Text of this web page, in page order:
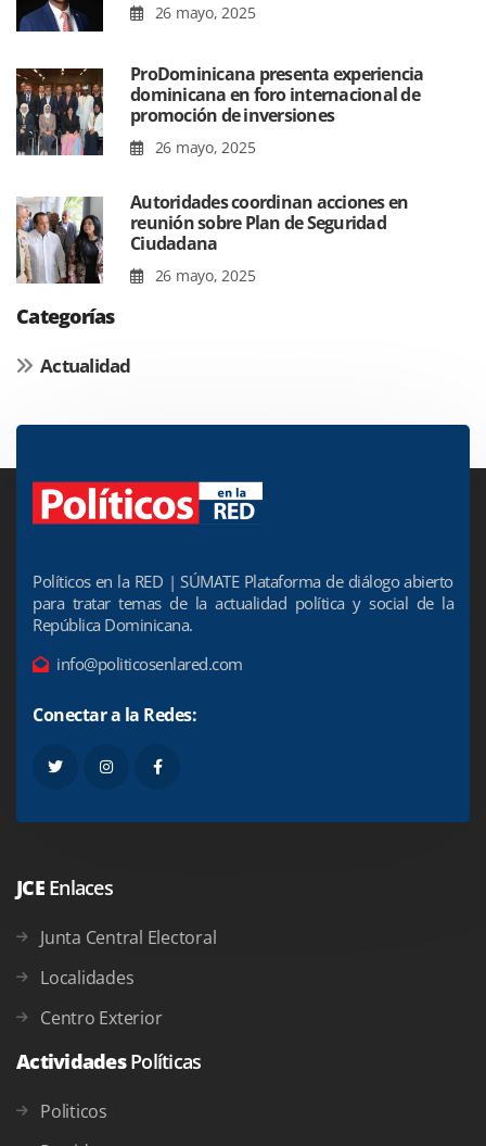
26 mayo, 2025
ProDominicana presenta experiencia
dominicana en foro internacional de
promoción de inversiones
26 mayo, 2025
Autoridades coordinan acciones en
reunión sobre Plan de Seguridad
Ciudadana
26 mayo, 2025
Categorías
Actualidad
Políticos en la RED | SÚMATE Plataforma de diálogo abierto
para tratar temas de la actualidad política y social de la
República Dominicana.
info@politicosenlared.com
Conectar a la Redes:
JCE Enlaces
Junta Central Electoral
Localidades
Centro Exterior
ActividadesPolíticas
Politicos